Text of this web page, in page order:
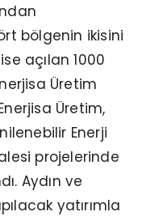
bölgenin ikisini
açılan 1000
Üretim
Üretim,
Enerji
projelerinde
Aydın ve
yatırımla